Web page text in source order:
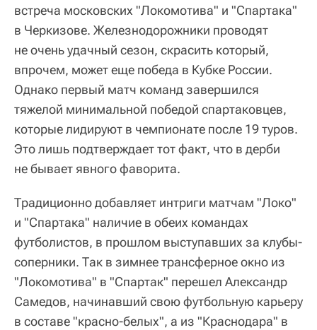
встреча московских "Локомотива" и "Спартака"
в Черкизове. Железнодорожники проводят
не очень удачный сезон, скрасить который,
впрочем, может еще победа в Кубке России.
Однако первый матч команд завершился
тяжелой минимальной победой спартаковцев,
которые лидируют в чемпионате после 19 туров.
Это лишь подтверждает тот факт, что в дерби
не бывает явного фаворита.
Традиционно добавляет интриги матчам "Локо"
и "Спартака" наличие в обеих командах
футболистов, в прошлом выступавших за клубы-
соперники. Так в зимнее трансферное окно из
"Локомотива" в "Спартак" перешел Александр
Самедов, начинавший свою футбольную карьеру
в составе "красно-белых", а из "Краснодара" в